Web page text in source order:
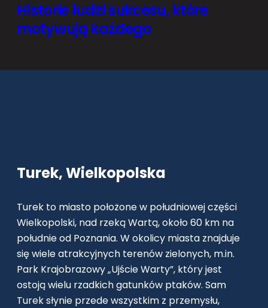
Historie ludzi sukcesu, które
motywują każdego
Turek, Wielkopolska
Turek to miasto położone w południowej części
Wielkopolski, nad rzeką Wartą, około 60 km na
południe od Poznania. W okolicy miasta znajduje
się wiele atrakcyjnych terenów zielonych, m.in.
Park Krajobrazowy „Ujście Warty”, który jest
ostoją wielu rzadkich gatunków ptaków. Sam
Turek słynie przede wszystkim z przemysłu,